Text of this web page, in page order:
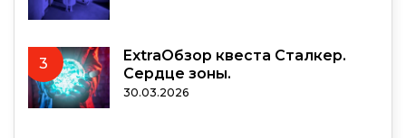
3
ExtraОбзор квеста Сталкер.
Сердце зоны.
30.03.2026